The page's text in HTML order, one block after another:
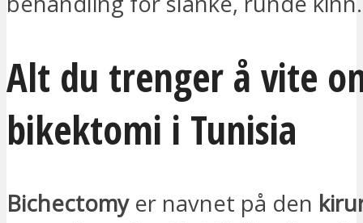
Alt du trenger å vite
bikektomi i Tunisia
Bichectomyer navnet på den